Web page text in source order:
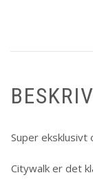
Super eksklusivt
Citywalk er det